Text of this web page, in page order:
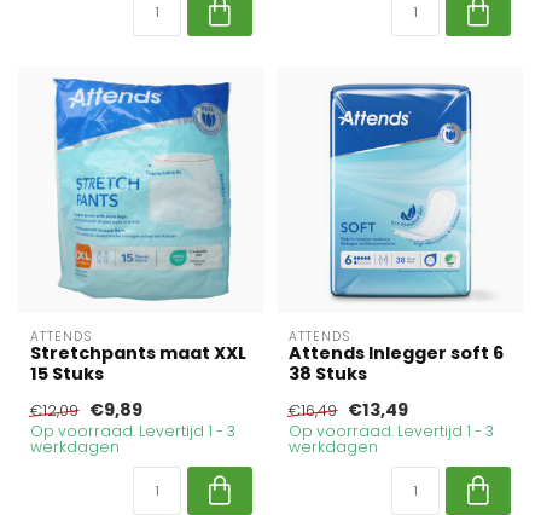
ATTENDS
Stretchpants maat XXL
15 Stuks
€12,09 €9,89
Op voorraad. Levertijd 1 - 3
werkdagen
ATTENDS
Attends Inlegger soft 6
38 Stuks
€16,49 €13,49
Op voorraad. Levertijd 1 - 3
werkdagen